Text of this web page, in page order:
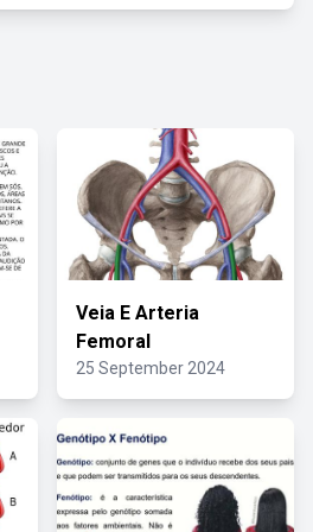
Veia E Arteria
Femoral
25 September 2024